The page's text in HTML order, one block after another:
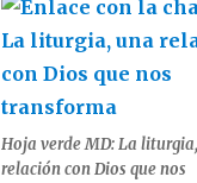
Hoja verde MD: La
relación con Dios que nos